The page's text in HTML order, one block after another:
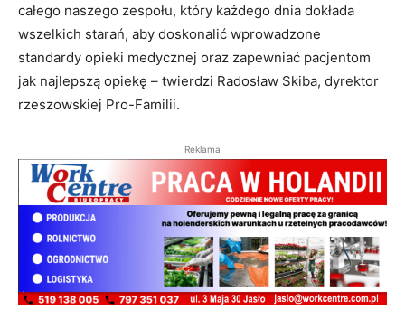
całego naszego zespołu, który każdego dnia dokłada
wszelkich starań, aby doskonalić wprowadzone
standardy opieki medycznej oraz zapewniać pacjentom
jak najlepszą opiekę – twierdzi Radosław Skiba, dyrektor
rzeszowskiej Pro-Familii.
Reklama